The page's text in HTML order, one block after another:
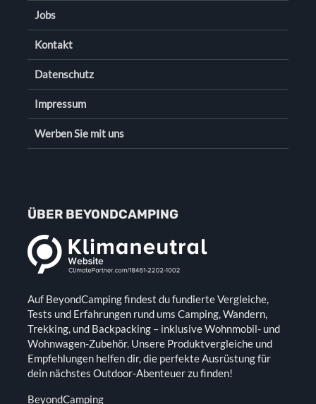
Jobs
Kontakt
Datenschutz
Impressum
Werben Sie mit uns
ÜBER BEYONDCAMPING
Auf BeyondCamping findest du fundierte Vergleiche,
Tests und Erfahrungen rund ums Camping, Wandern,
Trekking, und Backpacking – inklusive Wohnmobil- und
Wohnwagen-Zubehör. Unsere Produktvergleiche und
Empfehlungen helfen dir, die perfekte Ausrüstung für
dein nächstes Outdoor-Abenteuer zu finden!
BeyondCamping